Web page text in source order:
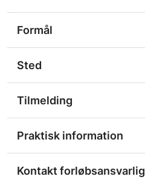
Formål
Sted
Tilmelding
Praktisk information
Kontakt forløbsansvarlig